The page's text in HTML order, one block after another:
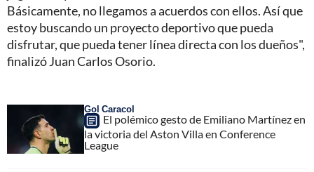
Básicamente, no llegamos a acuerdos con ellos. Así que
estoy buscando un proyecto deportivo que pueda
disfrutar, que pueda tener línea directa con los dueños",
finalizó Juan Carlos Osorio.
Gol Caracol
El polémico gesto de Emiliano Martínez en
la victoria del Aston Villa en Conference
League